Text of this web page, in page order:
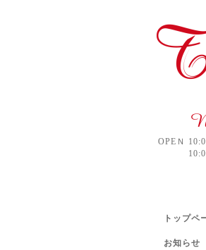
OPEＮ
10:00～
トップペ
お知らせ